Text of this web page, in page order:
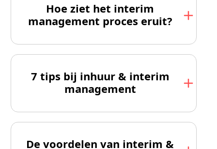
Hoe ziet het interim
management proces eruit?
7 tips bij inhuur & interim
management
De voordelen van interim &